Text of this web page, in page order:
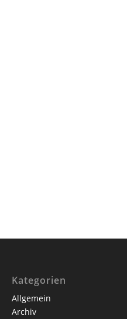
Kategorien
Allgemein
Archiv